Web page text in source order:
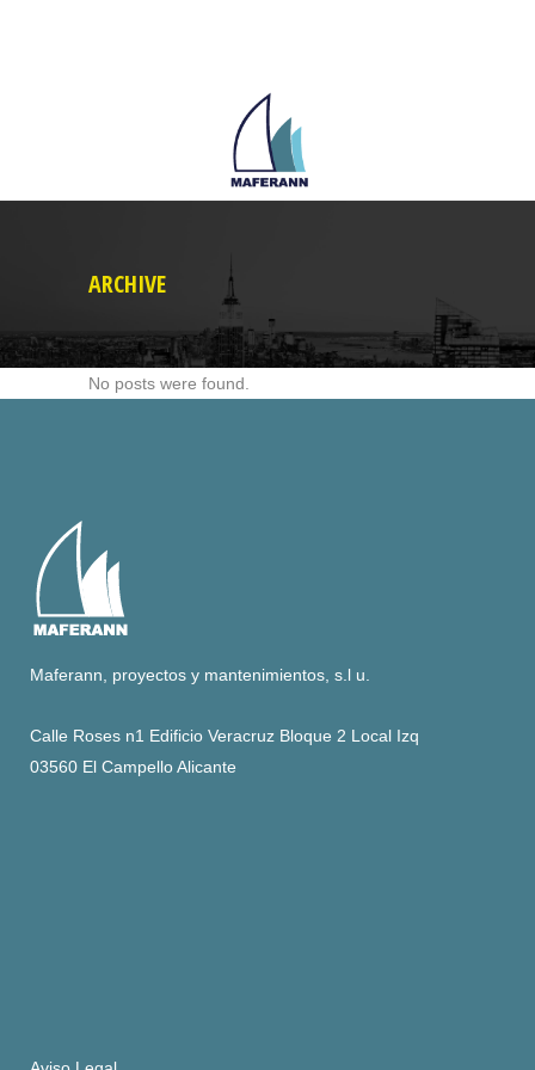
ARCHIVE
No posts were found.
Maferann, proyectos y mantenimientos, s.l u.
Calle Roses n1 Edificio Veracruz Bloque 2 Local Izq
03560 El Campello Alicante